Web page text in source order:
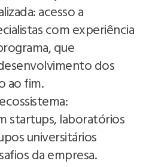
acesso a
com experiência
que
dos
ao fim.
startups, laboratórios
universitários
da empresa.